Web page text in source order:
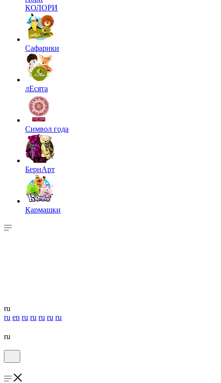
КОЛОРИ
Сафарики
лЕсята
Символ года
БернАрт
Кармашки
ru
ru en ru ru ru ru ru
ru